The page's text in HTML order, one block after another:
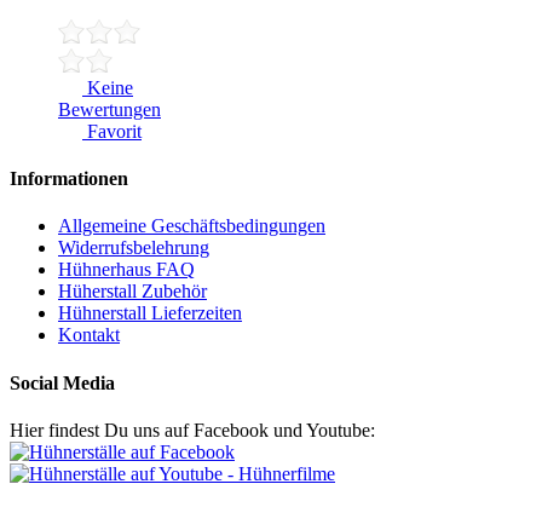
Keine
Bewertungen
Favorit
Informationen
Allgemeine Geschäftsbedingungen
Widerrufsbelehrung
Hühnerhaus FAQ
Hüherstall Zubehör
Hühnerstall Lieferzeiten
Kontakt
Social Media
Hier findest Du uns auf Facebook und Youtube: